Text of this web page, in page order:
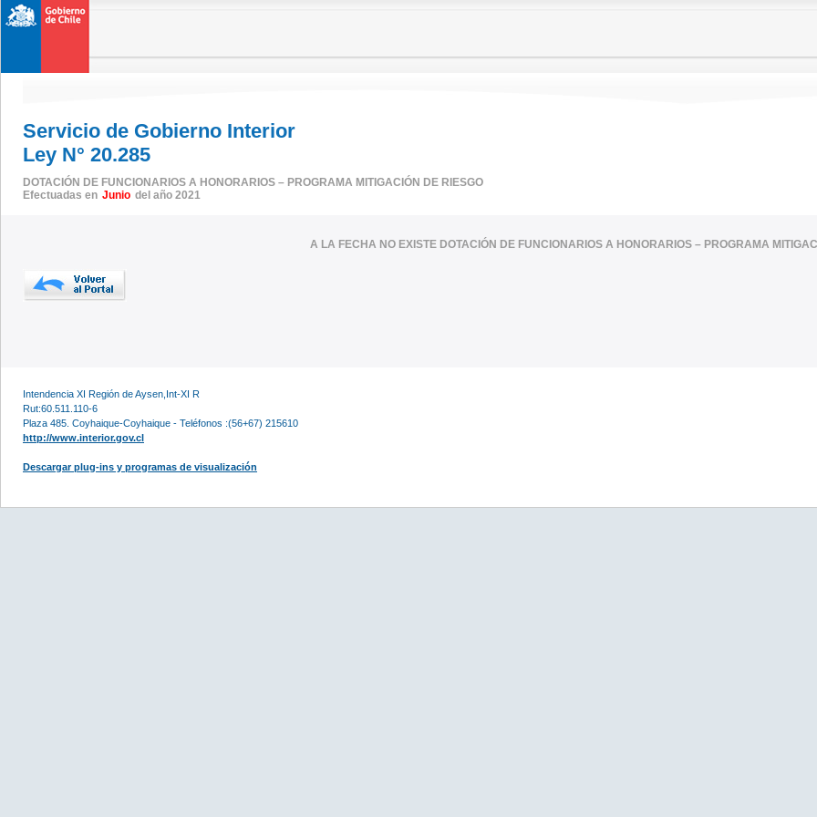
Servicio de Gobierno Interior
Ley N° 20.285
DOTACIÓN DE FUNCIONARIOS A HONORARIOS – PROGRAMA MITIGACIÓN DE RIESGO
Efectuadas en Junio del año 2021
A LA FECHA NO EXISTE DOTACIÓN DE FUNCIONARIOS A HONORARIOS – PROGRAMA
Intendencia XI Región de Aysen,Int-XI R
Rut:60.511.110-6
Plaza 485. Coyhaique-Coyhaique - Teléfonos :(56+67) 215610
http://www.interior.gov.cl
Descargar plug-ins y programas de visualización